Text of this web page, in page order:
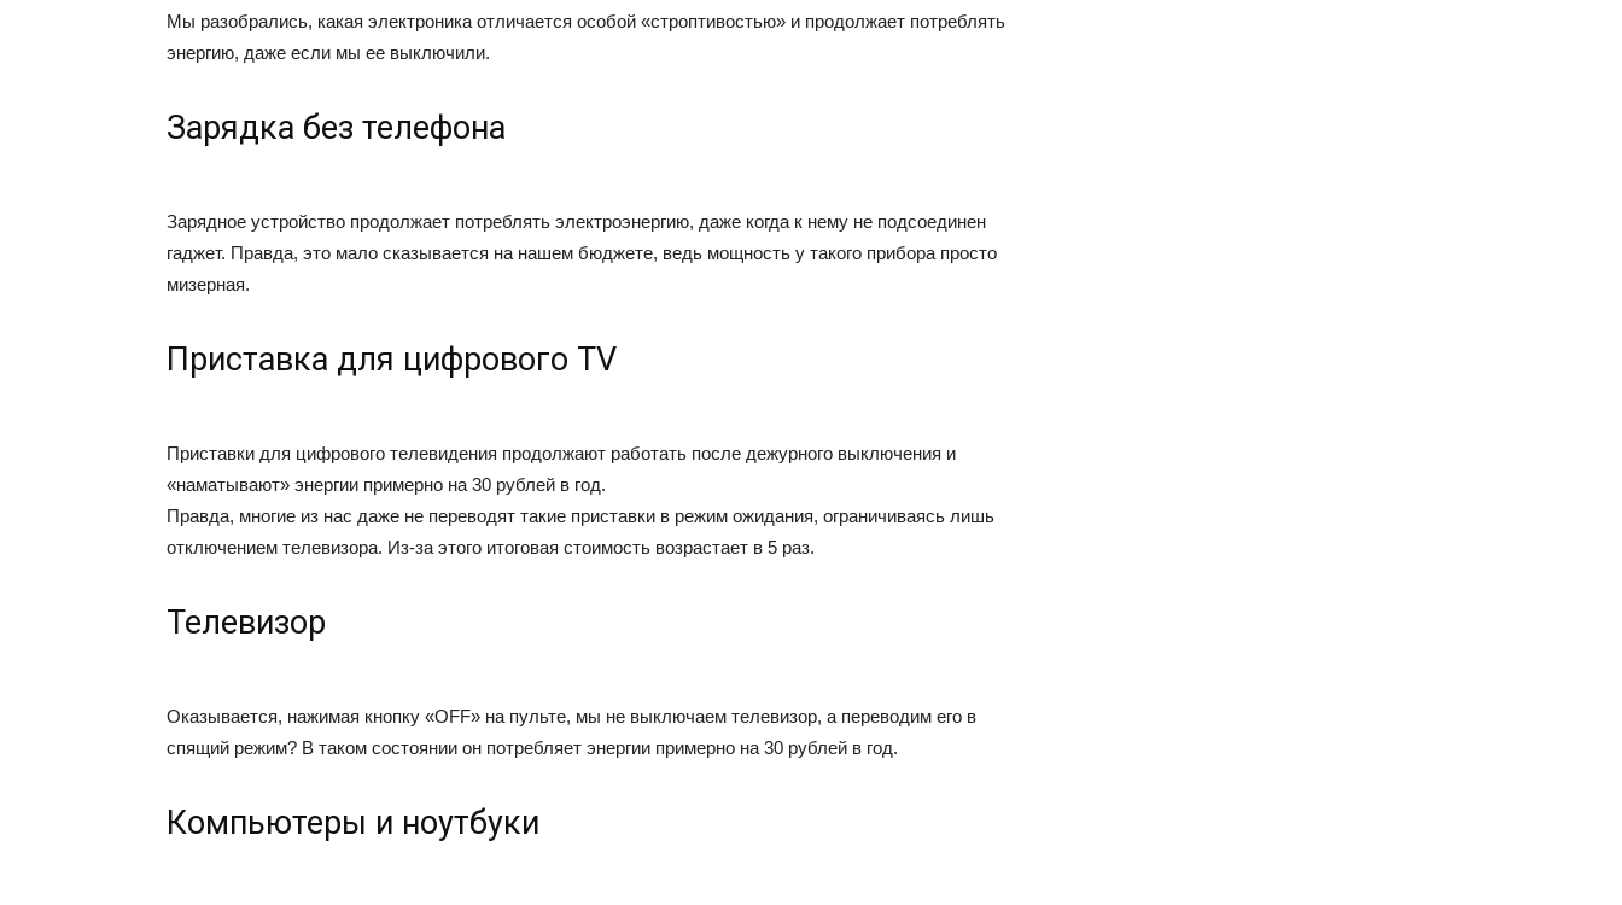
Мы разобрались, какая электроника отличается особой «строптивостью» и продолжает потреблять
энергию, даже если мы ее выключили.
Зарядка без телефона
Зарядное устройство продолжает потреблять электроэнергию, даже когда к нему не подсоединен
гаджет. Правда, это мало сказывается на нашем бюджете, ведь мощность у такого прибора просто
мизерная.
Приставка для цифрового TV
Приставки для цифрового телевидения продолжают работать после дежурного выключения и
«наматывают» энергии примерно на 30 рублей в год.
Правда, многие из нас даже не переводят такие приставки в режим ожидания, ограничиваясь лишь
отключением телевизора. Из-за этого итоговая стоимость возрастает в 5 раз.
Телевизор
Оказывается, нажимая кнопку «OFF» на пульте, мы не выключаем телевизор, а переводим его в
спящий режим? В таком состоянии он потребляет энергии примерно на 30 рублей в год.
Компьютеры и ноутбуки